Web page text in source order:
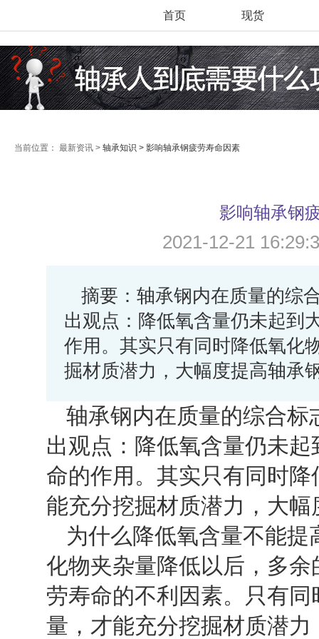
首页 现货
当前位置： 最新资讯 > 轴承知识 > 影响轴承钢疲劳寿命因素
影响轴承钢
2021-12-21
摘要：轴承钢内在质量的综
出观点：降低氧含量仍未起到
作用。其实只有同时降低氧化
掘材质潜力，大幅度提高轴承
轴承钢内在质量的综合
出观点：降低氧含量仍未
命的作用。其实只有同时
能充分挖掘材质潜力，大幅
为什么降低氧含量不能
化物夹杂量降低以后，多
劳寿命的不利因素。只有
量，才能充分挖掘材质潜